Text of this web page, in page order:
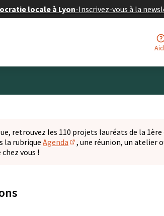
locale à Lyon-Inscrivez-vous à la
retrouvez les 110 projets lauréats de la
la rubrique Agenda
(S'ouvre dans un nouvel
, une réunion, un atelier
vous !